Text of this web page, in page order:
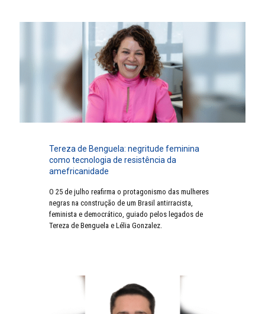
Tereza de Benguela: negritude feminina
como tecnologia de resistência da
amefricanidade
O 25 de julho reafirma o protagonismo das mulheres
negras na construção de um Brasil antirracista,
feminista e democrático, guiado pelos legados de
Tereza de Benguela e Lélia Gonzalez.